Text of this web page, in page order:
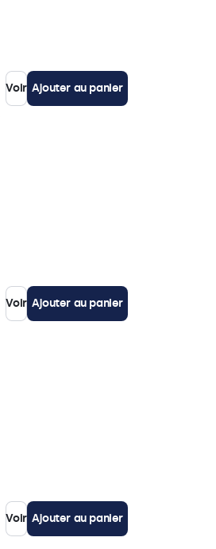
Voir Ajouter au panier
Voir Ajouter au panier
Voir Ajouter au panier